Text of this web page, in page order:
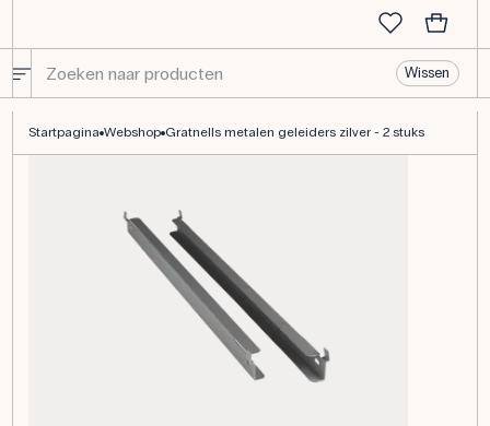
Wissen
Startpagina Webshop Gratnells metalen geleiders zilver - 2 stuks